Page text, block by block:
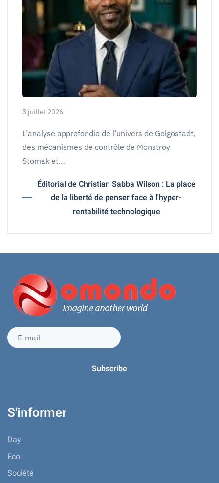
8 juillet 2026
L’analyse approfondie de l’univers de Golgostadt,
des mécanismes de contrôle de Monstroy
Stomak et…
Éditorial de Christian Sabba Wilson : La place
de la liberté de penser face à l'hyper-
rentabilité technologique
S'informer
Day
Eco
Société